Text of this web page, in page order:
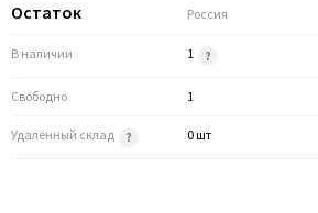
Остаток Россия
В наличии 1
Свободно 1
Удалённый склад 0 шт